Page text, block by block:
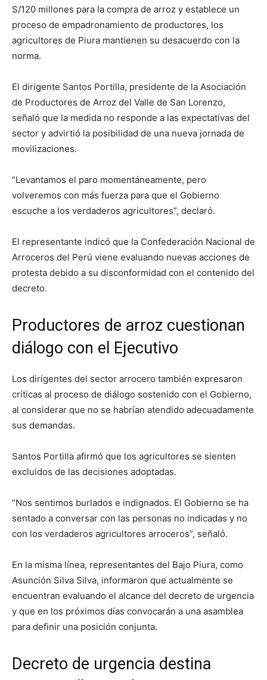
S/120 millones para la compra de arroz y establece un
proceso de empadronamiento de productores, los
agricultores de Piura mantienen su desacuerdo con la
norma.
El dirigente Santos Portilla, presidente de la Asociación
de Productores de Arroz del Valle de San Lorenzo,
señaló que la medida no responde a las expectativas del
sector y advirtió la posibilidad de una nueva jornada de
movilizaciones.
“Levantamos el paro momentáneamente, pero
volveremos con más fuerza para que el Gobierno
escuche a los verdaderos agricultores”, declaró.
El representante indicó que la Confederación Nacional de
Arroceros del Perú viene evaluando nuevas acciones de
protesta debido a su disconformidad con el contenido del
decreto.
Productores de arroz cuestionan
diálogo con el Ejecutivo
Los dirigentes del sector arrocero también expresaron
críticas al proceso de diálogo sostenido con el Gobierno,
al considerar que no se habrían atendido adecuadamente
sus demandas.
Santos Portilla afirmó que los agricultores se sienten
excluidos de las decisiones adoptadas.
“Nos sentimos burlados e indignados. El Gobierno se ha
sentado a conversar con las personas no indicadas y no
con los verdaderos agricultores arroceros”, señaló.
En la misma línea, representantes del Bajo Piura, como
Asunción Silva Silva, informaron que actualmente se
encuentran evaluando el alcance del decreto de urgencia
y que en los próximos días convocarán a una asamblea
para definir una posición conjunta.
Decreto de urgencia destina